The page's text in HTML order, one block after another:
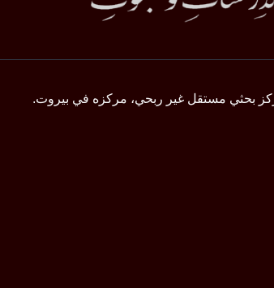
بحثي مستقل غير ربحي، مركزه في بيروت.